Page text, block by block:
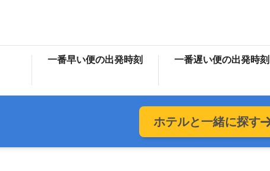
一番早い便の出発時刻 一番遅い便の出発時刻
ホテルと一緒に探す